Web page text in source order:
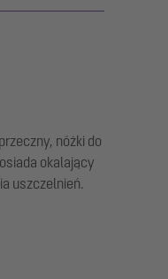
nóżki do
okalający
uszczelnień.